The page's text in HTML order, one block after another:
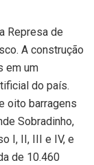
Represa de
A construção
em um
do país.
oito barragens
Sobradinho,
I, II, III e IV, e
de 10.460